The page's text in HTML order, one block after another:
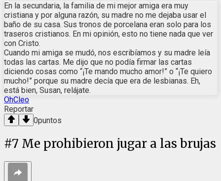
En la secundaria, la familia de mi mejor amiga era muy
cristiana y por alguna razón, su madre no me dejaba usar el
baño de su casa. Sus tronos de porcelana eran solo para los
traseros cristianos. En mi opinión, esto no tiene nada que ver
con Cristo.
Cuando mi amiga se mudó, nos escribíamos y su madre leía
todas las cartas. Me dijo que no podía firmar las cartas
diciendo cosas como “¡Te mando mucho amor!” o “¡Te quiero
mucho!” porque su madre decía que era de lesbianas. Eh,
está bien, Susan, relájate.
OhCleo
Reportar
0puntos
#7 Me prohibieron jugar a las brujas